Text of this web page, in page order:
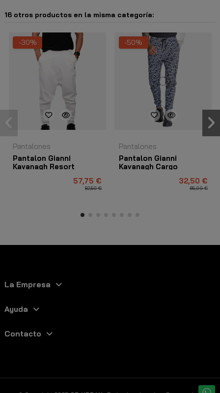
16 otros productos en la misma categoría:
-30%
Pantalones
Pantalon Gianni
Kavanagh Resort
57,75 €
82,50 €
-50%
Pantalones
Pantalon Gianni
Kavanagh Cargo
32,50 €
65,00 €
La Empresa
Ayuda
Contacto